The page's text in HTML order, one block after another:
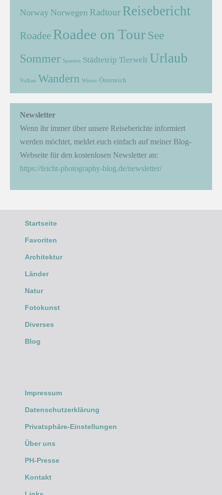
Norway Norwegen Radtour Reisebericht
Roadee Roadee on Tour See
Sommer Spanien Städtetrip Tierwelt Urlaub
Vulkan Wandern Winter Österreich
Newsletter
Wenn ihr immer über unsere Reiseberichte informiert
werden möchtet, meldet euch einfach auf meiner Blog-
Webseite für den kostenlosen Newsletter an:
https://feicht-photography-blog.de/newsletter/
Startseite
Favoriten
Architektur
Länder
Natur
Fotokunst
Diverses
Blog
Impressum
Datenschutzerklärung
Privatsphäre-Einstellungen
Über uns
PH-Presse
Kontakt